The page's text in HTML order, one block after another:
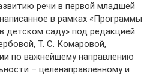
речи в первой младшей
в рамках «Программы
детском саду» под редакцией
Т. С. Комаровой,
по важнейшему направлению
– целенаправленному и